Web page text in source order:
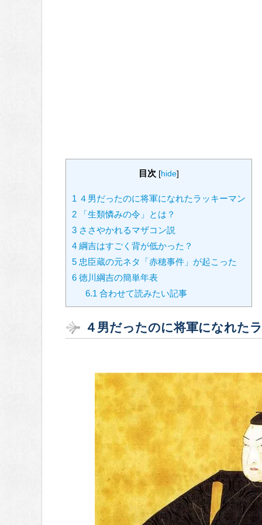
目次 [hide]
1 ４男だったのに将軍になれたラッキーマン
2 「生類憐みの令」とは？
3 ささやかれるマザコン説
4 綱吉はすごく背が低かった？
5 忠臣蔵の元ネタ「赤穂事件」が起こった
6 徳川綱吉の簡単年表
6.1 合わせて読みたい記事
４男だったのに将軍になれた